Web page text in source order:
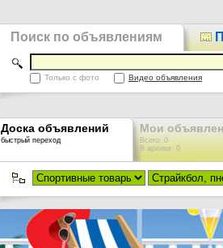
Поиск по объявлениям
Только с фото Видео объявления
Доска объявлений
быстрый переход
Мои
Всего: 0
В архиве: 0